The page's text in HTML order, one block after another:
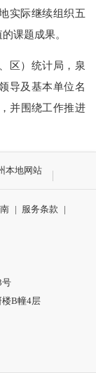
实际继续组织五
课题成果。
区）统计局，泉
导及基本单位名
并围绕工作推进
本地网站
| 服务条款
|
号
B幢4层